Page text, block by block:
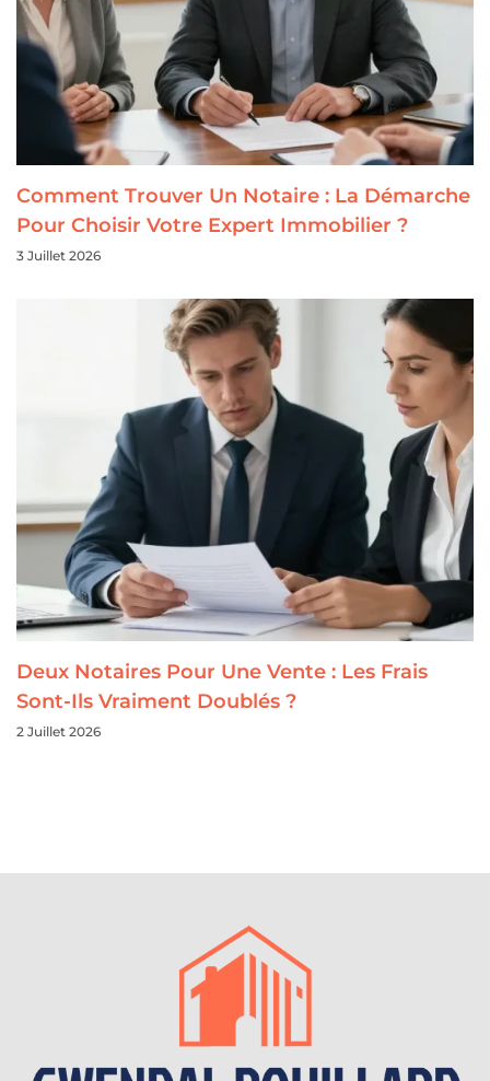
Comment Trouver Un Notaire : La Démarche
Pour Choisir Votre Expert Immobilier ?
3 Juillet 2026
Deux Notaires Pour Une Vente : Les Frais
Sont-Ils Vraiment Doublés ?
2 Juillet 2026